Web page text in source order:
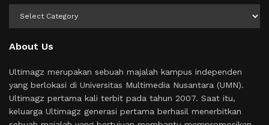
About Us
Ultimagz merupakan sebuah majalah kampus independen
yang berlokasi di Universitas Multimedia Nusantara (UMN).
Ultimagz pertama kali terbit pada tahun 2007. Saat itu,
keluarga Ultimagz generasi pertama berhasil menerbitkan